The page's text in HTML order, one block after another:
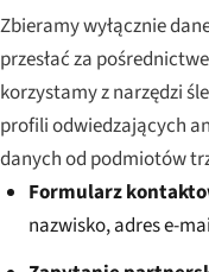
Zbieramy wyłącznie
przesłać za
korzystamy z narzędzi
profili odwiedzających
danych od podmiotów
Formularz
nazwisko, adres e-